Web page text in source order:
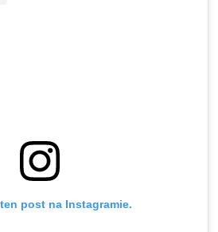
post na Instagramie.